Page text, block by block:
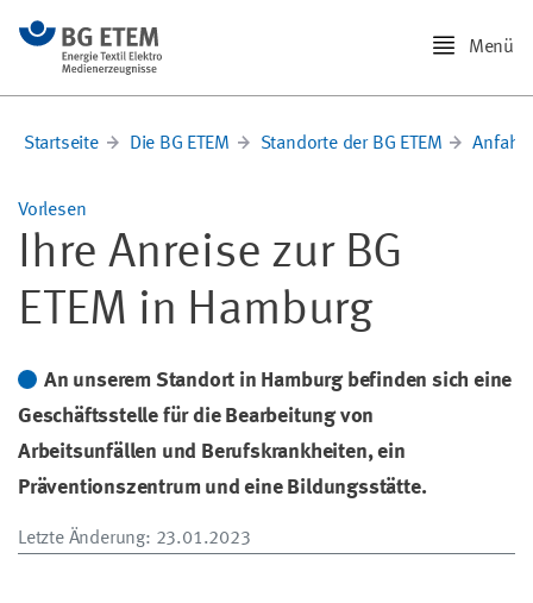
Menü
Startseite Die BG ETEM Standorte der BG ETEM
Vorlesen
Ihre Anreise zur BG
ETEM in Hamburg
An unserem Standort in Hamburg befinden sich eine
Geschäftsstelle für die Bearbeitung von
Arbeitsunfällen und Berufskrankheiten, ein
Präventionszentrum und eine Bildungsstätte.
Letzte Änderung: 23.01.2023